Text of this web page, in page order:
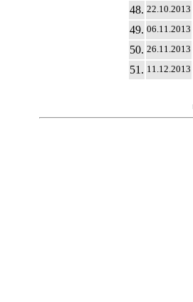
48. 22.10.2013
49. 06.11.2013
50. 26.11.2013
51. 11.12.2013